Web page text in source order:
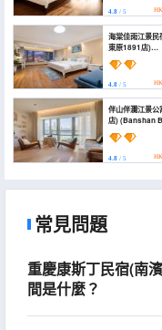
4.8 / 5
海棠佳雨江景民
東原1891店)
4.8 / 5
伴山伴瀾江景公
店) (Banshan Banlan
River View
(Nanbin Road))
4.8 / 5
常見問題
重慶康斯丁民宿(南
間是什麼？